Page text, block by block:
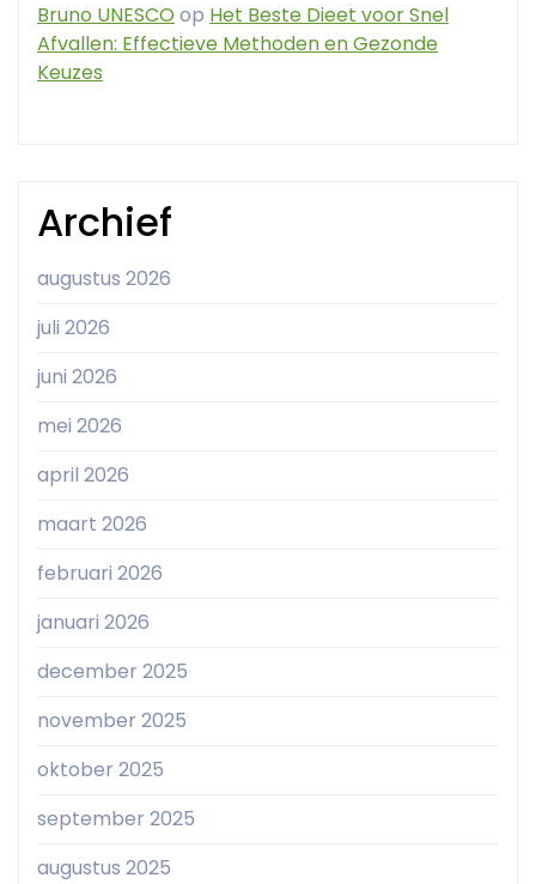
Bruno UNESCO op Het Beste Dieet voor Snel
Afvallen: Effectieve Methoden en Gezonde
Keuzes
Archief
augustus 2026
juli 2026
juni 2026
mei 2026
april 2026
maart 2026
februari 2026
januari 2026
december 2025
november 2025
oktober 2025
september 2025
augustus 2025